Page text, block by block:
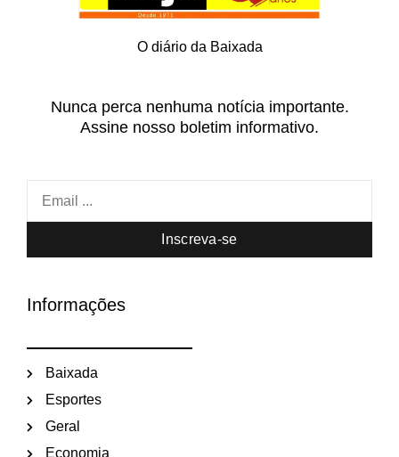
O diário da Baixada
Nunca perca nenhuma notícia importante.
Assine nosso boletim informativo.
Inscreva-se
Informações
Baixada
Esportes
Geral
Economia